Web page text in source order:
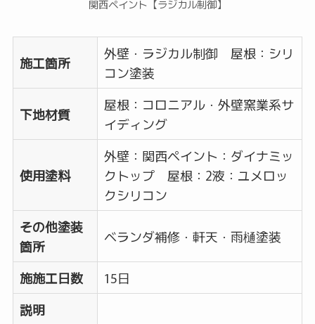
関西ペイント【ラジカル制御】
施工箇所
外壁・ラジカル制御 屋根：シリ
コン塗装
下地材質
屋根：コロニアル・外壁窯業系サ
イディング
使用塗料
外壁：関西ペイント：ダイナミッ
クトップ 屋根：2液：ユメロッ
クシリコン
その他塗装
箇所
ベランダ補修・軒天・雨樋塗装
施施工日数
15日
説明